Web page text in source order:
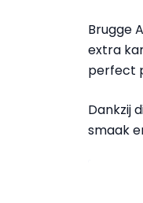
Brugge
extra
perfect
Dankzij
smaak